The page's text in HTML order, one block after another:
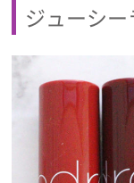
ジューシ